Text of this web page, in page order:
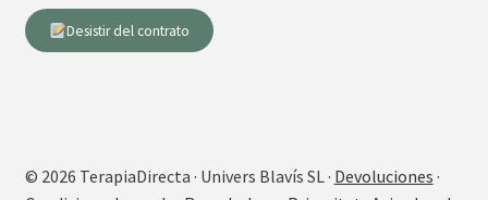
Desistir del contrato
© 2026 TerapiaDirecta · Univers Blavís SL · Devoluciones ·